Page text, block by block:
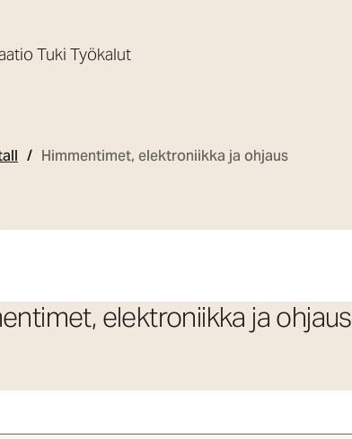
Tuki Työkalut
Himmentimet, elektroniikka ja ohjaus
elektroniikka ja ohjaus